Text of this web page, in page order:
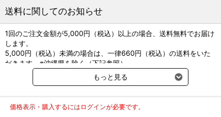
●ガススプリング上下昇降機構
●背もたれロッキング機構
送料に関してのお知らせ
1回のご注文金額が5,000円（税込）以上の場合、送料無料でお届け
します。
5,000円（税込）未満の場合は、一律660円（税込）の送料をいた
だきます。※沖縄県を除く（下記参照）
※2017年11月14日（火）より沖縄県へのお届けにつきましては、1
回のご注文金額（税込）が、30,000円以上で配送無料となります。
ご了承のほどよろしくお願い致します。
弊社都合でお届けが２回以上に分かれる場合の送料負担は、１回分
もっと見る
価格表示・購入するにはログインが必要です。